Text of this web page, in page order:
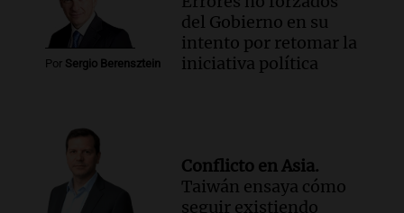
Por Sergio Berensztein
del Gobierno en su
intento por retomar la
iniciativa política
Conflicto en Asia.
Taiwán ensaya cómo
seguir existiendo